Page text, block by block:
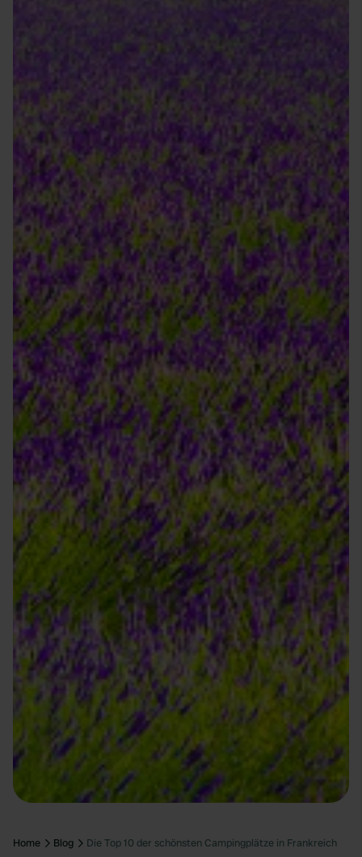
Home Blog Die Top 10 der schönsten Campingplätze in Frankreich